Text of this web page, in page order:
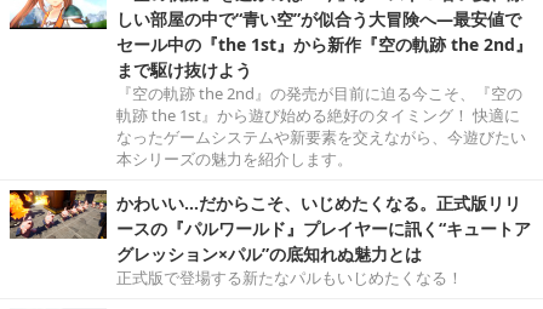
しい部屋の中で“青い空”が似合う大冒険へ―最安値で
セール中の『the 1st』から新作『空の軌跡 the 2nd』
まで駆け抜けよう
『空の軌跡 the 2nd』の発売が目前に迫る今こそ、『空の
軌跡 the 1st』から遊び始める絶好のタイミング！ 快適に
なったゲームシステムや新要素を交えながら、今遊びたい
本シリーズの魅力を紹介します。
かわいい…だからこそ、いじめたくなる。正式版リリ
ースの『パルワールド』プレイヤーに訊く“キュートア
グレッション×パル”の底知れぬ魅力とは
正式版で登場する新たなパルもいじめたくなる！